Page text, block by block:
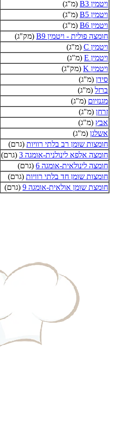
ויטמין B3
(מ"ג)
ויטמין B5
(מ"ג)
ויטמין B6
(מ"ג)
חומצה פולית - ויטמין B9
(מק"ג)
ויטמין C
(מ"ג)
ויטמין E
(מ"ג)
ויטמין K
(מק"ג)
סידן (מ"ג)
ברזל (מ"ג)
מגנזיום (מ"ג)
זרחן (מ"ג)
אבץ (מ"ג)
אשלגן (מ"ג)
חומצות שומן רב בלתי רוויות (גרם)
חומצה אלפא לינולנית-אומגה 3
(גרם)
חומצה לינולאית-אומגה 6
(גרם)
חומצות שומן חד בלתי רוויות (גרם)
חומצת שומן אולאית-אומגה 9
(גרם)